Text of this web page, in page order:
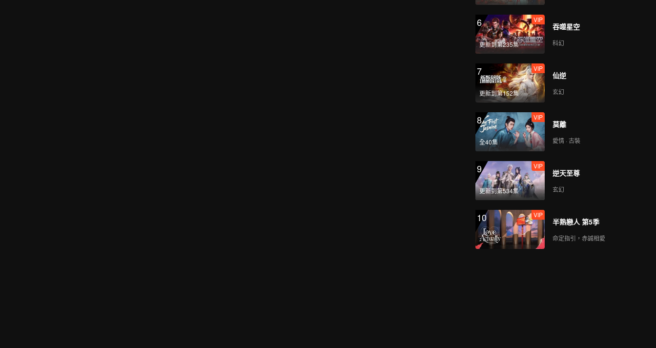
6
更新到第235集
VIP
吞噬星空
科幻
7
更新到第152集
VIP
仙逆
玄幻
8
全40集
VIP
莫離
愛情 · 古裝
9
更新到第534集
VIP
逆天至尊
玄幻
10 VIP
半熟戀人 第5季
命定指引，赤誠相愛